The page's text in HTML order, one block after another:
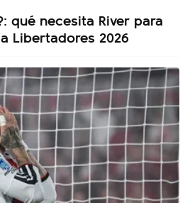
qué necesita River para
Libertadores 2026